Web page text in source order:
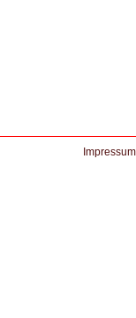
Impressum